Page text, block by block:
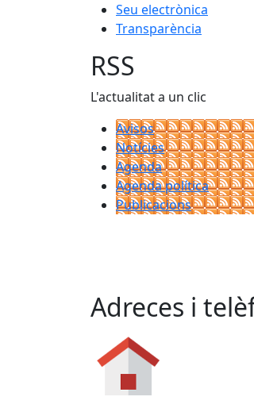
Seu electrònica
Transparència
RSS
L'actualitat a un clic
Avisos
Notícies
Agenda
Agenda política
Publicacions
Adreces i